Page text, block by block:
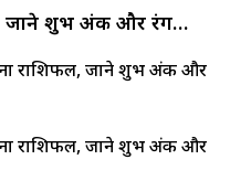
जाने शुभ अंक और रंग…
राशिफल, जाने शुभ अंक और
राशिफल, जाने शुभ अंक और